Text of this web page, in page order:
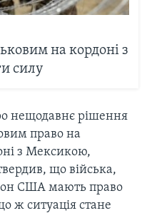
на кордоні з
силу
нещодавнє рішення
право на
з Мексикою,
що війська,
США мають право
ж ситуація стане